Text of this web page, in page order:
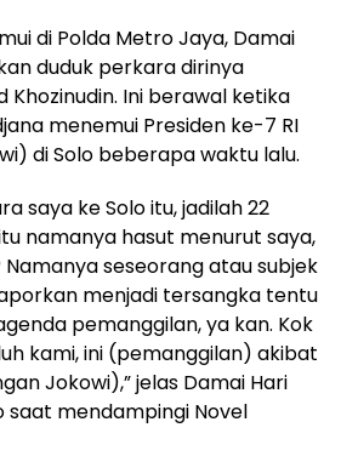
di Polda Metro Jaya, Damai
duduk perkara dirinya
Ini berawal ketika
menemui Presiden ke-7 RI
di Solo beberapa waktu lalu.
saya ke Solo itu, jadilah 22
namanya hasut menurut saya,
seseorang atau subjek
menjadi tersangka tentu
pemanggilan, ya kan. Kok
kami, ini (pemanggilan) akibat
Jokowi),” jelas Damai Hari
saat mendampingi Novel